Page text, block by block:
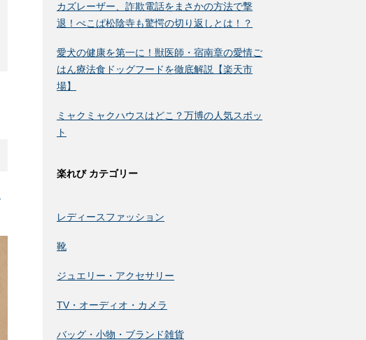
カズレーザー、詐欺電話をまさかの方法で撃
退！ぺこぱ松陰寺も驚愕の切り返しとは！？
愛犬の健康を第一に！獣医師・宿南章の愛情ご
はん療法食ドッグフードを徹底解説【楽天市
場】
ミャクミャクハウスはどこ？万博の人気スポッ
ト
楽れび カテゴリー
レディースファッション
靴
ジュエリー・アクセサリー
TV・オーディオ・カメラ
バッグ・小物・ブランド雑貨